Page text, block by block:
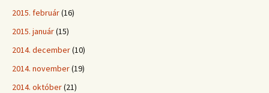
2015. február(16)
2015. január(15)
2014. december(10)
2014. november(19)
2014. október(21)